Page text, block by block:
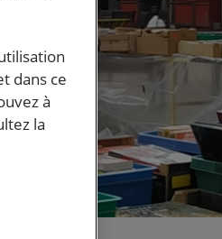
dans ce
à
la